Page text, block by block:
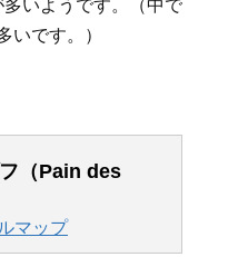
いようです。（中で
いです。）
（Pain des
マップ